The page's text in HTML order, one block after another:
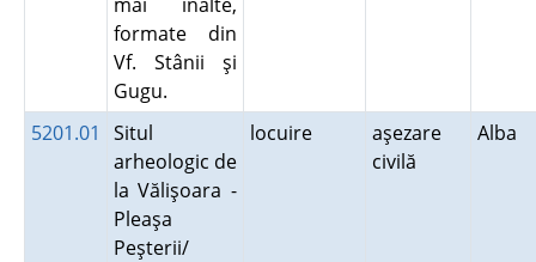
formate din
Vf. Stânii şi
Gugu.
5201.01
Situl
arheologic de
la Vălişoara -
Pleaşa
Peşterii/
locuire
aşezare
civilă
Alba